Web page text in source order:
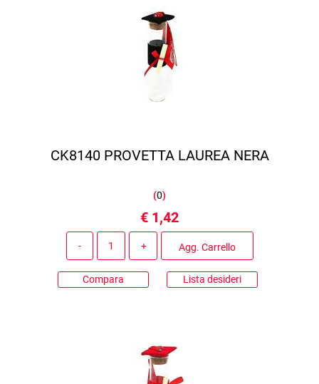
CK8140 PROVETTA LAUREA NERA
(0)
€ 1,42
Agg. Carrello
Compara Lista desideri